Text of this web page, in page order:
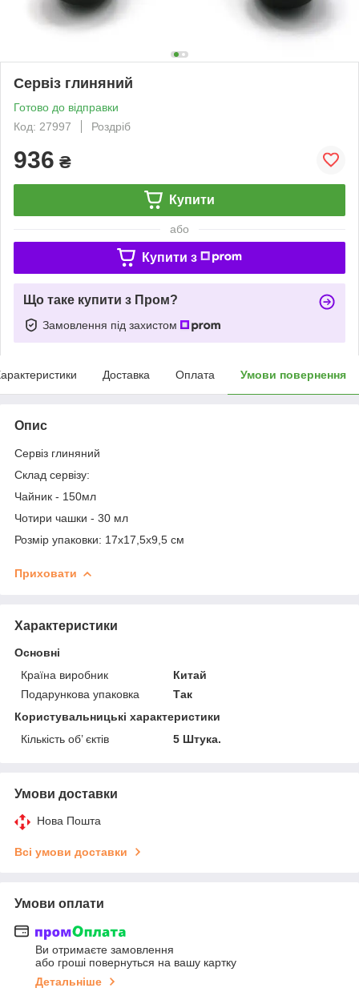
Сервіз глиняний
Готово до відправки
Код: 27997
Роздріб
936 ₴
Купити
або
Купити з
Що таке купити з Пром?
Замовлення під захистом
Доставка Оплата Умови повернення
Опис
Сервіз глиняний
Склад сервізу:
Чайник - 150мл
Чотири чашки - 30 мл
Розмір упаковки: 17х17,5х9,5 см
Приховати
Характеристики
Основні
Країна виробник
Китай
Подарункова упаковка
Так
Користувальницькі характеристики
Кількість об’ єктів
5 Штука.
Умови доставки
Нова Пошта
Всі умови доставки
Умови оплати
Ви отримаєте замовлення
або гроші повернуться на вашу картку
Детальніше